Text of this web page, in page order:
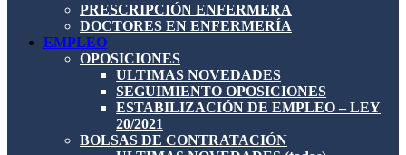
PRESCRIPCIÓN ENFERMERA
DOCTORES EN ENFERMERÍA
EMPLEO
OPOSICIONES
ULTIMAS NOVEDADES
SEGUIMIENTO OPOSICIONES
ESTABILIZACIÓN DE EMPLEO – LEY
20/2021
BOLSAS DE CONTRATACIÓN